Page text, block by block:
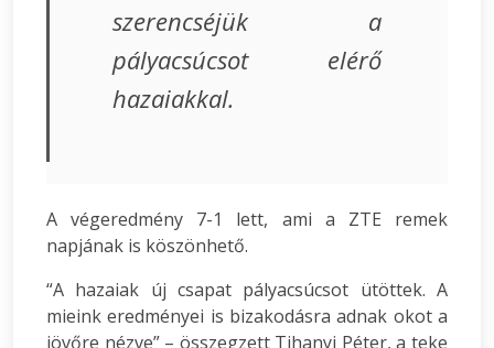
szerencséjük a
pályacsúcsot elérő
hazaiakkal.
A végeredmény 7-1 lett, ami a ZTE remek
napjának is köszönhető.
“A hazaiak új csapat pályacsúcsot ütöttek. A
mieink eredményei is bizakodásra adnak okot a
jövőre nézve” – összegzett Tihanyi Péter, a teke